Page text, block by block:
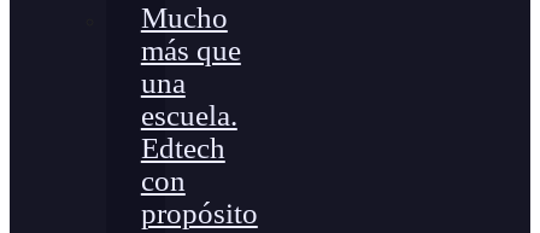
Mucho
más que
una
escuela.
Edtech
con
propósito